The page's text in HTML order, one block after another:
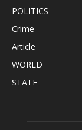
POLITICS
Crime
Article
WORLD
STATE